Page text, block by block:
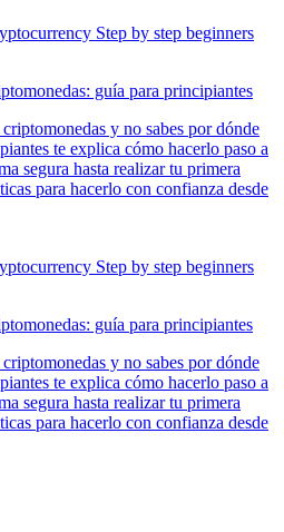
guía para principiantes
y no sabes por dónde
te explica cómo hacerlo paso a
segura hasta realizar tu primera
para hacerlo con confianza desde
guía para principiantes
y no sabes por dónde
te explica cómo hacerlo paso a
segura hasta realizar tu primera
para hacerlo con confianza desde